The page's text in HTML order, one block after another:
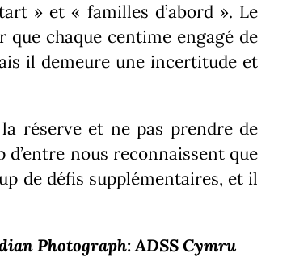
» et « familles d’abord ». Le
que chaque centime engagé de
il demeure une incertitude et
réserve et ne pas prendre de
nous reconnaissent que
de défis supplémentaires, et il
Photograph: ADSS Cymru